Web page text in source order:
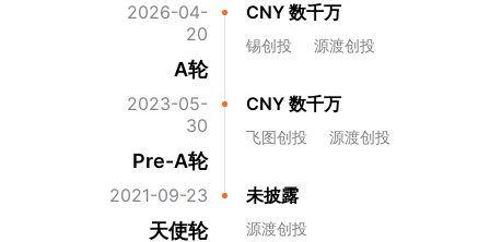
2026-04-
20
A轮
CNY 数千万
锡创投 源渡创投
2023-05-
30
Pre-A轮
CNY 数千万
飞图创投 源渡创投
2021-09-23
天使轮
未披露
源渡创投